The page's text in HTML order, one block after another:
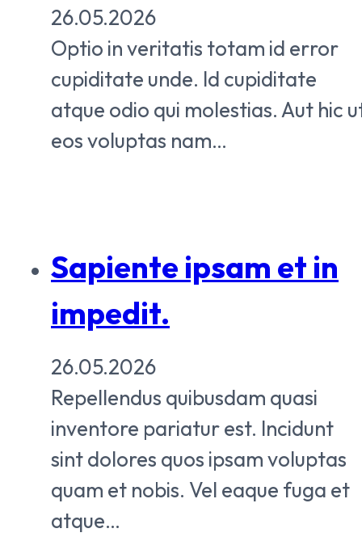
26.05.2026
Optio in veritatis totam id error
cupiditate unde. Id cupiditate
atque odio qui molestias. Aut hic
eos voluptas nam…
Sapiente ipsam et in
impedit.
26.05.2026
Repellendus quibusdam quasi
inventore pariatur est. Incidunt
sint dolores quos ipsam voluptas
quam et nobis. Vel eaque fuga et
atque…